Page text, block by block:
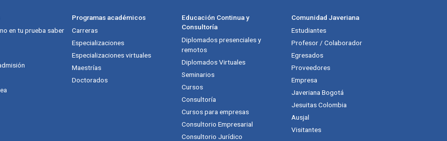
en tu prueba saber
Programas académicos
Carreras
Especializaciones
Especializaciones virtuales
Maestrías
Doctorados
Educación Continua y
Consultoría
Diplomados presenciales y
remotos
Diplomados Virtuales
Seminarios
Cursos
Consultoría
Cursos para empresas
Consultorio Empresarial
Consultorio Jurídico
Comunidad Javeriana
Estudiantes
Profesor / Colaborador
Egresados
Proveedores
Empresa
Javeriana Bogotá
Jesuitas Colombia
Ausjal
Visitantes